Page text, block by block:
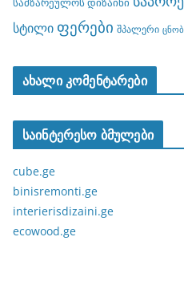
სტილი ფერები შპალერი
ახალი კომენტარები
საინტერესო ბმულები
cube.ge
binisremonti.ge
interierisdizaini.ge
ecowood.ge